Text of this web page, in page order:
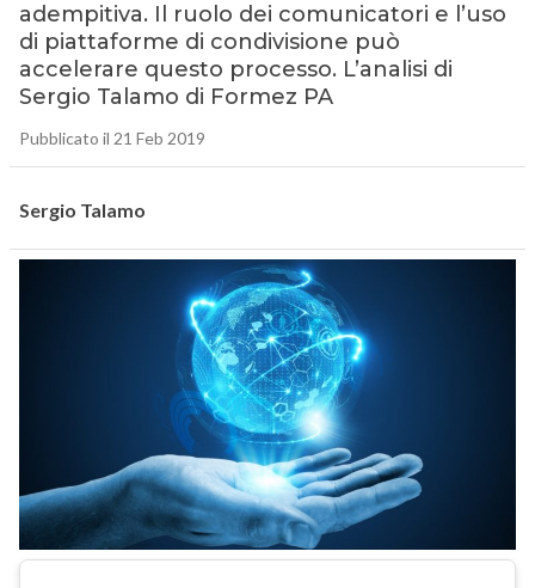
adempitiva. Il ruolo dei comunicatori e l’uso
di piattaforme di condivisione può
accelerare questo processo. L’analisi di
Sergio Talamo di Formez PA
Pubblicato il 21 Feb 2019
Sergio Talamo